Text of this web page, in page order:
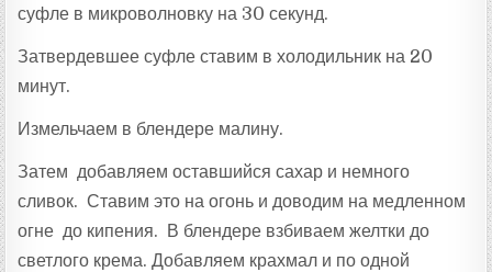
суфле в микроволновку на 30 секунд.
Затвердевшее суфле ставим в холодильник на 20
минут.
Измельчаем в блендере малину.
Затем добавляем оставшийся сахар и немного
сливок. Ставим это на огонь и доводим на медленном
огне до кипения. В блендере взбиваем желтки до
светлого крема. Добавляем крахмал и по одной